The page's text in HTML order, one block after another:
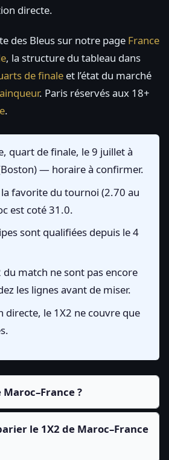
directe.
des Bleus sur notre page France
, la structure du tableau dans
de finale et l’état du marché
. Paris réservés aux 18+
.
quart de finale, le 9 juillet à
— horaire à confirmer.
la favorite du tournoi (2.70 au
est coté 31.0.
sont qualifiées depuis le 4
du match ne sont pas encore
les lignes avant de miser.
directe, le 1X2 ne couvre que
?
le 1X2 de Maroc–France